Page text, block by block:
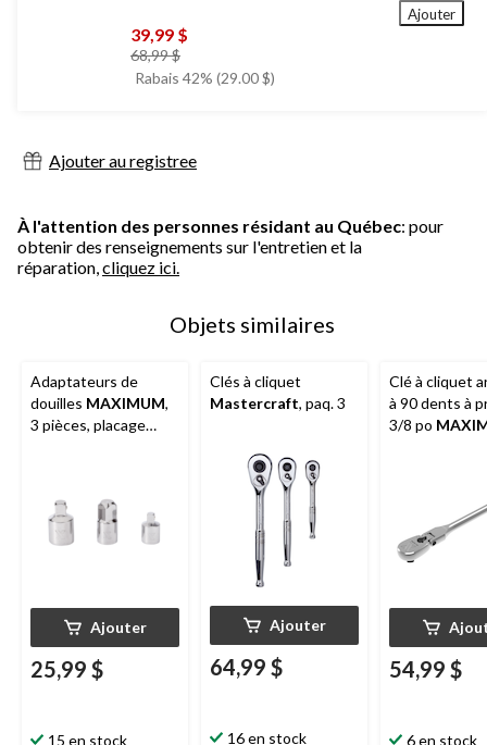
39,99 $
68,99 $prix
était
Rabais 42% (29.00 $)
Ajouter
Ajouter au registree
À l'attention des personnes résidant au Québec: pour
obtenir des renseignements sur l'entretien et la
réparation,cliquez ici.
Objets similaires
Adaptateurs de
douilles MAXIMUM,
3 pièces, placage
Ajouter
25,99 $
15 en stock
Clés à cliquet
Mastercraft, paq. 3
Ajouter
64,99 $
16 en stock
Clé à cliquet
à 90 dents à
3/8 po
54,99 $
6 en stock